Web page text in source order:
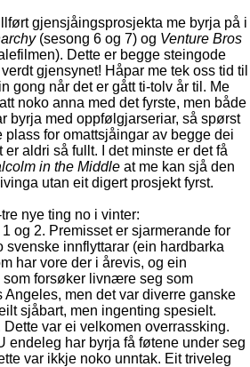
gjensjåingsprosjekta me byrja på i
(sesong 6 og 7) og Venture Bros
Dette er begge steingode
gjensynet! Håpar me tek oss tid til
gong når det er gått ti-tolv år til. Me
noko anna med det fyrste, men både
byrja med oppfølgjarseriar, så spørst
plass for omattsjåingar av begge dei
er aldri så fullt. I det minste er det få
in the Middle at me kan sjå den
utan eit digert prosjekt fyrst.
nye ting no i vinter:
og 2. Premisset er sjarmerande for
svenske innflyttarar (ein hardbarka
har vore der i årevis, og ein
forsøker livnære seg som
Angeles, men det var diverre ganske
sjåbart, men ingenting spesielt.
Dette var ei velkomen overrassking.
endeleg har byrja få føtene under seg
var ikkje noko unntak. Eit triveleg